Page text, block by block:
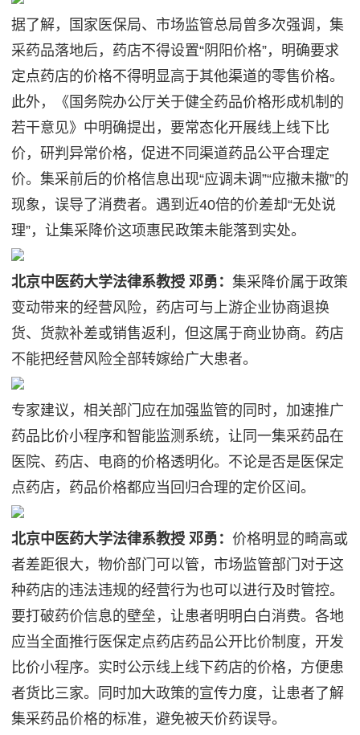
据了解，国家医保局、市场监管总局曾多次强调，集
采药品落地后，药店不得设置“阴阳价格”，明确要求
定点药店的价格不得明显高于其他渠道的零售价格。
此外，《国务院办公厅关于健全药品价格形成机制的
若干意见》中明确提出，要常态化开展线上线下比
价，研判异常价格，促进不同渠道药品公平合理定
价。集采前后的价格信息出现“应调未调”“应撤未撤”的
现象，误导了消费者。遇到近40倍的价差却“无处说
理”，让集采降价这项惠民政策未能落到实处。
北京中医药大学法律系教授 邓勇： 集采降价属于政策
变动带来的经营风险，药店可与上游企业协商退换
货、货款补差或销售返利，但这属于商业协商。药店
不能把经营风险全部转嫁给广大患者。
专家建议，相关部门应在加强监管的同时，加速推广
药品比价小程序和智能监测系统，让同一集采药品在
医院、药店、电商的价格透明化。不论是否是医保定
点药店，药品价格都应当回归合理的定价区间。
北京中医药大学法律系教授 邓勇： 价格明显的畸高或
者差距很大，物价部门可以管，市场监管部门对于这
种药店的违法违规的经营行为也可以进行及时管控。
要打破药价信息的壁垒，让患者明明白白消费。各地
应当全面推行医保定点药店药品公开比价制度，开发
比价小程序。实时公示线上线下药店的价格，方便患
者货比三家。同时加大政策的宣传力度，让患者了解
集采药品价格的标准，避免被天价药误导。